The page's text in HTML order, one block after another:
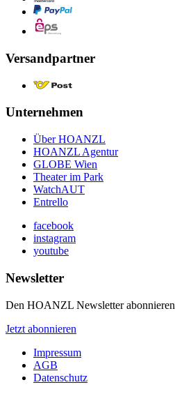
Versandpartner
Unternehmen
Über HOANZL
HOANZL Agentur
GLOBE Wien
Theater im Park
WatchAUT
Entrello
facebook
instagram
youtube
Newsletter
Den HOANZL Newsletter abonnieren
Jetzt abonnieren
Impressum
AGB
Datenschutz